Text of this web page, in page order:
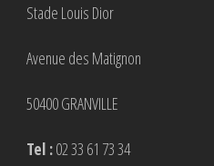
Stade Louis Dior
Avenue des Matignon
50400 GRANVILLE
Tel :02 33 61 73 34